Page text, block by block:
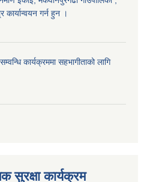
कार्यान्वयन गर्न हुन ।
कार्यक्रममा सहभागीताको लागि
सुरक्षा कार्यक्रम